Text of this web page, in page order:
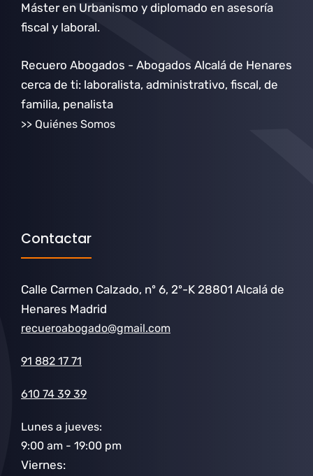
Máster en Urbanismo y diplomado en asesoría
fiscal y laboral.
Recuero Abogados - Abogados Alcalá de Henares
cerca de ti: laboralista, administrativo, fiscal, de
familia, penalista
>> Quiénes Somos
Contactar
Calle Carmen Calzado, nº 6, 2º-K 28801 Alcalá de
Henares Madrid
recueroabogado@gmail.com
91 882 17 71
610 74 39 39
Lunes a jueves:
9:00 am - 19:00 pm
Viernes: